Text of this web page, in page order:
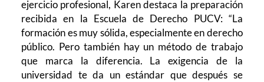
ejercicio profesional, Karen destaca la preparación
recibida en la Escuela de Derecho PUCV: “La
formación es muy sólida, especialmente en derecho
público. Pero también hay un método de trabajo
que marca la diferencia. La exigencia de la
universidad te da un estándar que después se